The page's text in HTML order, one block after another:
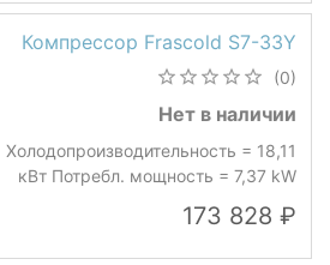
Компрессор Frascold S7-33Y
(0)
Нет в наличии
Холодопроизводительность = 18,11
кВт Потребл. мощность = 7,37 kW
173 828